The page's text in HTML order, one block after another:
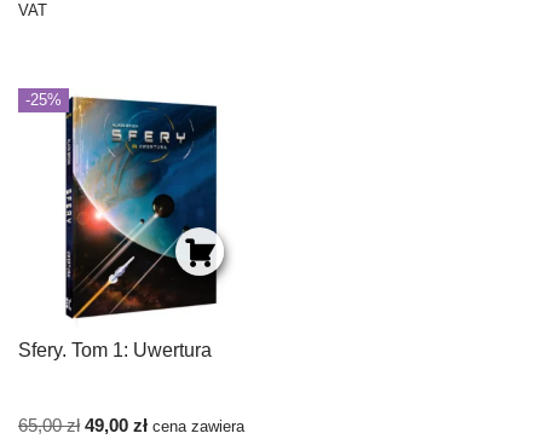
VAT
-25%
Sfery. Tom 1: Uwertura
65,00zł 49,00 zł cena zawiera